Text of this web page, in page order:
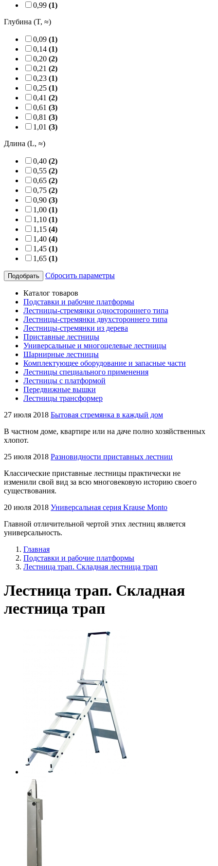
0,99 (1)
Глубина (T, ≈)
0,09 (1)
0,14 (1)
0,20 (2)
0,21 (2)
0,23 (1)
0,25 (1)
0,41 (2)
0,61 (3)
0,81 (3)
1,01 (3)
Длина (L, ≈)
0,40 (2)
0,55 (2)
0,65 (2)
0,75 (2)
0,90 (3)
1,00 (1)
1,10 (1)
1,15 (4)
1,40 (4)
1,45 (1)
1,65 (1)
Подобрать Сбросить параметры
Каталог товаров
Подставки и рабочие платформы
Лестницы-стремянки одностороннего типа
Лестницы-стремянки двухстороннего типа
Лестницы-стремянки из дерева
Приставные лестницы
Универсальные и многоцелевые лестницы
Шарнирные лестницы
Комплектующее оборудование и запасные части
Лестницы специального применения
Лестницы с платформой
Передвижные вышки
Лестницы трансформер
27 июля 2018 Бытовая стремянка в каждый дом
В частном доме, квартире или на даче полно хозяйственных
хлопот.
25 июля 2018 Разновидности приставных лестниц
Классические приставные лестницы практически не
изменили свой вид за всю многовековую историю своего
существования.
20 июля 2018 Универсальная серия Krause Monto
Главной отличительной чертой этих лестниц является
универсальность.
Главная
Подставки и рабочие платформы
Лестница трап. Складная лестница трап
Лестница трап. Складная
лестница трап